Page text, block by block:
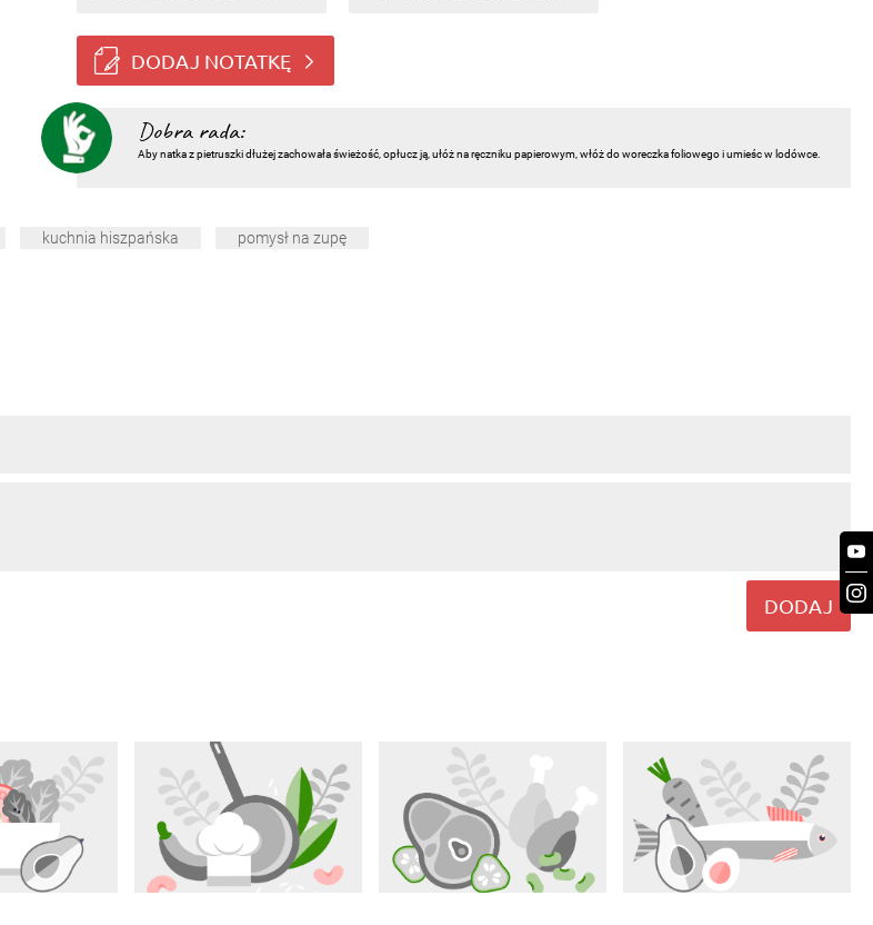
DODAJ NOTATKĘ
Dobra rada:
Aby natka z pietruszki dłużej zachowała świeżość, opłucz ją, ułóż na ręczniku papierowym, włóż do woreczka foliowego i umieśc w lodówce.
kuchnia hiszpańska pomysł na zupę
DODAJ